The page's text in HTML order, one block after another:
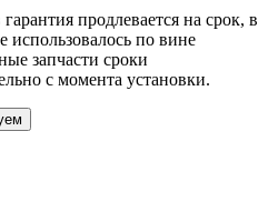
продлевается на срок, в
использовалось по вине
запчасти сроки
с момента установки.